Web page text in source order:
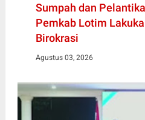
Sumpah dan
Pemkab Lotim
Birokrasi
Agustus 03, 2026